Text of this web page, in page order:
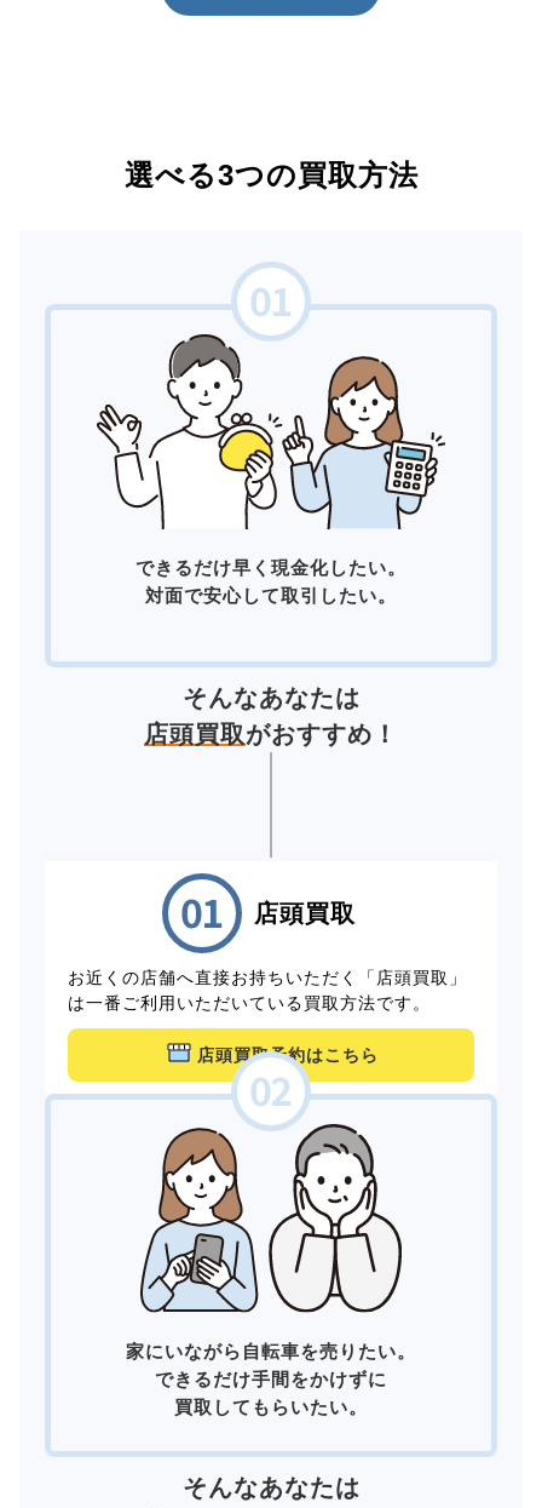
選べる3つの買取方法
できるだけ早く現金化したい。
対面で安心して取引したい。
そんなあなたは
店頭買取がおすすめ！
店頭買取
お近くの店舗へ直接お持ちいただく「店頭買取」
は一番ご利用いただいている買取方法です。
店頭買取予約はこちら
家にいながら自転車を売りたい。
できるだけ手間をかけずに
買取してもらいたい。
そんなあなたは